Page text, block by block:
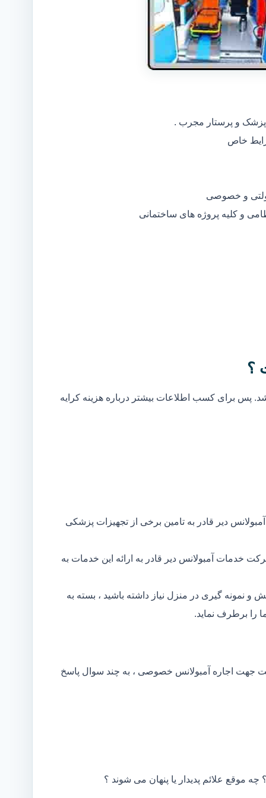
پزشک و پرستار مجرب .
و خصوصی
و کلیه پروژه های ساختمانی
؟
پس برای کسب اطلاعات بیشتر درباره هزینه کرایه
دیر قادر به تامین برخی از تجهیزات پزشکی
خدمات آمبولانس دیر قادر به ارائه این خدمات به
نمونه گیری در منزل نیاز داشته باشید ، بسته به
را برطرف نماید.
جهت اجاره آمبولانس خصوصی ، به چند سوال پاسخ
موقع علائم پدیدار یا پنهان می شوند ؟